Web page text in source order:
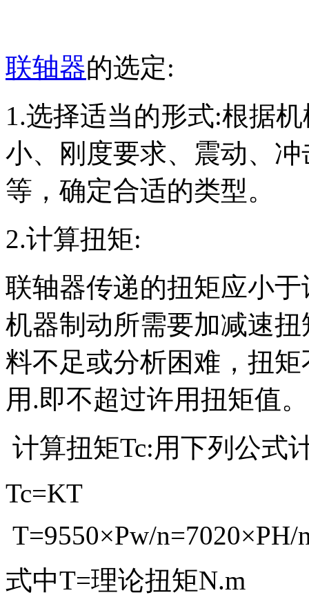
联轴器的选定:
1.选择适当的形式:根据
小、刚度要求、震动、
等，确定合适的类型。
2.计算扭矩:
联轴器传递的扭矩应小
机器制动所需要加减速
料不足或分析困难，扭
用.即不超过许用扭矩值。
计算扭矩Tc:用下列公式
Tc=KT
T=9550×Pw/n=7020×PH/
式中T=理论扭矩N.m